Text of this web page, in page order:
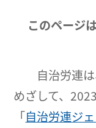
このページ
自治労連は
めざして、
「自治労連ジ